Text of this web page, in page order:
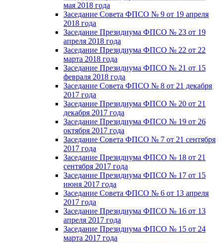
мая 2018 года
Заседание Совета ФПСО № 9 от 19 апреля
2018 года
Заседание Президиума ФПСО № 23 от 19
апреля 2018 года
Заседание Президиума ФПСО № 22 от 22
марта 2018 года
Заседание Президиума ФПСО № 21 от 15
февраля 2018 года
Заседание Совета ФПСО № 8 от 21 декабря
2017 года
Заседание Президиума ФПСО № 20 от 21
декабря 2017 года
Заседание Президиума ФПСО № 19 от 26
октября 2017 года
Заседание Совета ФПСО № 7 от 21 сентября
2017 года
Заседание Президиума ФПСО № 18 от 21
сентября 2017 года
Заседание Президиума ФПСО № 17 от 15
июня 2017 года
Заседание Совета ФПСО № 6 от 13 апреля
2017 года
Заседание Президиума ФПСО № 16 от 13
апреля 2017 года
Заседание Президиума ФПСО № 15 от 24
марта 2017 года